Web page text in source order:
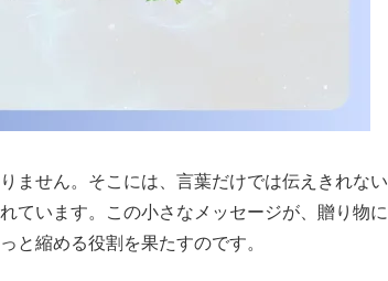
ません。そこには、言葉だけでは伝えきれない
ています。この小さなメッセージが、贈り物に
と縮める役割を果たすのです。